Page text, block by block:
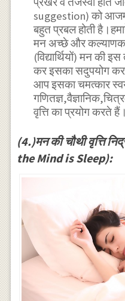
suggestion) को
बहुत प्रबल होती
मन अच्छे और
(विद्यार्थियों) मन की
कर इसका सदुपयोग
आप इसका चमत्कार
वृत्ति का प्रयोग करते हैं।
(4.)मन की चौथी वृत्ति
the Mind is Sleep):